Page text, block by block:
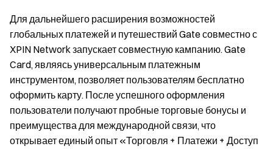
Для дальнейшего расширения возможностей
глобальных платежей и путешествий Gate совместно с
XPIN Network запускает совместную кампанию. Gate
Card, являясь универсальным платежным
инструментом, позволяет пользователям бесплатно
оформить карту. После успешного оформления
пользователи получают пробные торговые бонусы и
преимущества для международной связи, что
открывает единый опыт «Торговля + Платежи + Доступ